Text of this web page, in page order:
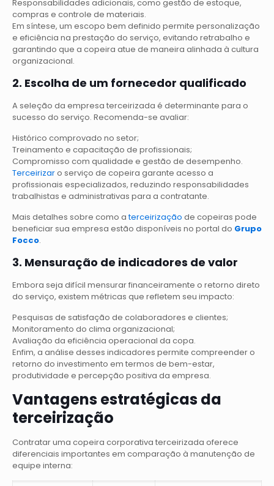
Responsabilidades adicionais, como gestão de estoque,
compras e controle de materiais.
Em síntese, um escopo bem definido permite personalização
e eficiência na prestação do serviço, evitando retrabalho e
garantindo que a copeira atue de maneira alinhada à cultura
organizacional.
2. Escolha de um fornecedor qualificado
A seleção da empresa terceirizada é determinante para o
sucesso do serviço. Recomenda-se avaliar:
Histórico comprovado no setor;
Treinamento e capacitação de profissionais;
Compromisso com qualidade e gestão de desempenho.
Terceirizaro serviço de copeira garante acesso a
profissionais especializados, reduzindo responsabilidades
trabalhistas e administrativas para a contratante.
Mais detalhes sobre como aterceirização de copeiras pode
beneficiar sua empresa estão disponíveis no portal do Grupo
Focco.
3. Mensuração de indicadores de valor
Embora seja difícil mensurar financeiramente o retorno direto
do serviço, existem métricas que refletem seu impacto:
Pesquisas de satisfação de colaboradores e clientes;
Monitoramento do clima organizacional;
Avaliação da eficiência operacional da copa.
Enfim, a análise desses indicadores permite compreender o
retorno do investimento em termos de bem-estar,
produtividade e percepção positiva da empresa.
Vantagens estratégicas da
terceirização
Contratar uma copeira corporativa terceirizada oferece
diferenciais importantes em comparação à manutenção de
equipe interna: